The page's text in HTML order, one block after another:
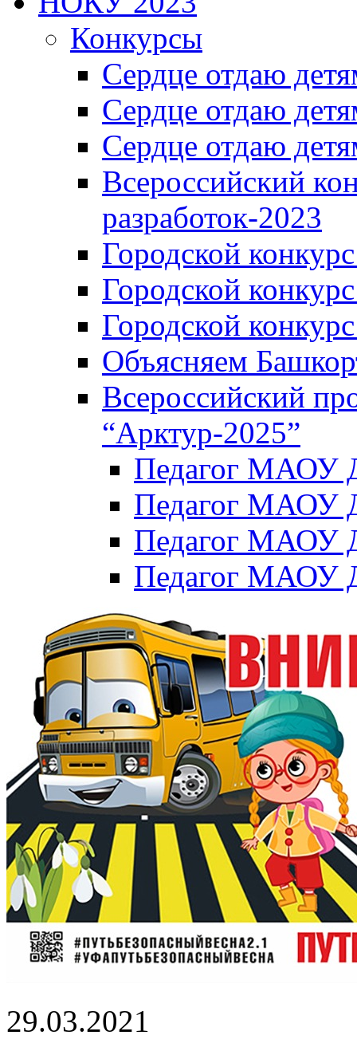
Конкурсы
Сердце отдаю
Сердце отдаю
Сердце отдаю
Всероссийский
разработок-2023
Городской
Городской
Городской
Объясняем
Всероссийский
“Арктур-2025”
Педагог МАОУ
Педагог МАОУ
Педагог МАОУ
Педагог МАОУ
29.03.2021